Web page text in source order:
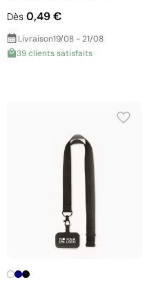
Dès 0,49 €
Livraison19/08 - 21/08
39 clients satisfaits